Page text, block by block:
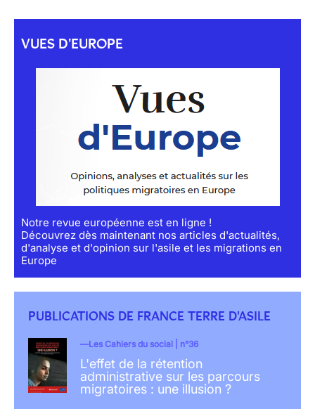
VUES D'EUROPE
Notre revue européenne est en ligne !
Découvrez dès maintenant nos articles d'actualités,
d'analyse et d'opinion sur l'asile et les migrations en
Europe
PUBLICATIONS DE FRANCE TERRE D'ASILE
Les Cahiers du social | n°36
L'effet de la rétention
administrative sur les parcours
migratoires : une illusion ?